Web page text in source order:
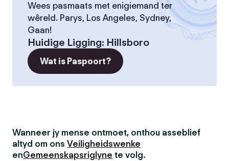
Wees pasmaats met enigiemand ter
wêreld. Parys, Los Angeles, Sydney,
Gaan!
Huidige Ligging: Hillsboro
Wat is Paspoort?
Wanneer jy mense ontmoet, onthou asseblief
altyd om ons Veiligheidswenke
enGemeenskapsriglyne te volg.